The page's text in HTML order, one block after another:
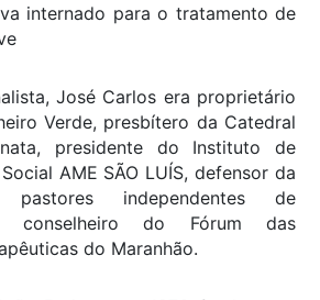
internado para o tratamento de
José Carlos era proprietário
Verde, presbítero da Catedral
presidente do Instituto de
AME SÃO LUÍS, defensor da
independentes de
conselheiro do Fórum das
do Maranhão.